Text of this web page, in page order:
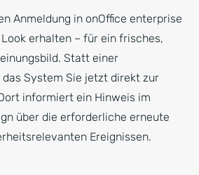
Anmeldung in onOffice enterprise
erhalten – für ein frisches,
Statt einer
System Sie jetzt direkt zur
informiert ein Hinweis im
über die erforderliche erneute
Ereignissen.